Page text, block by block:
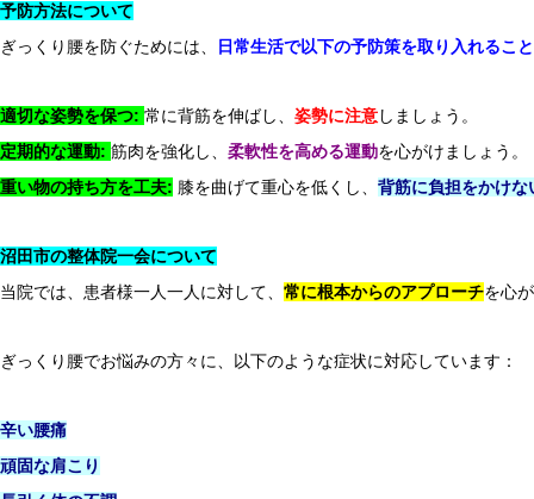
Q＆A
予防方法について
ぎっくり腰を防ぐためには、
日常生活で以下の予防策を取り入れるこ
適切な姿勢を保つ: 常に背筋を伸ばし、 姿勢に注意しましょう。
定期的な運動: 筋肉を強化し、 柔軟性を高める運動を心がけましょう。
重い物の持ち方を工夫: 膝を曲げて重心を低くし、 背筋に負担をかけな
沼田市の整体院一会について
当院では、患者様一人一人に対して、 常に根本からのアプローチを心
ぎっくり腰でお悩みの方々に、以下のような症状に対応しています：
辛い腰痛
頑固な肩こり